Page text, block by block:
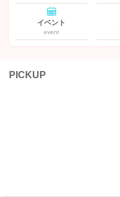
イベント
event
PICKUP